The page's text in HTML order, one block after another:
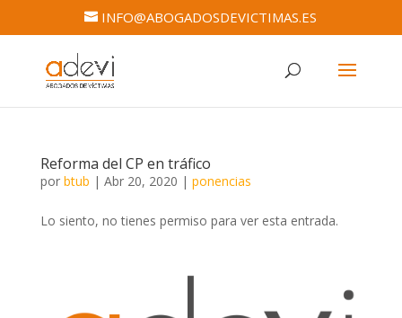
INFO@ABOGADOSDEVICTIMAS.ES
Reforma del CP en tráfico
por btub | Abr 20, 2020 | ponencias
Lo siento, no tienes permiso para ver esta entrada.